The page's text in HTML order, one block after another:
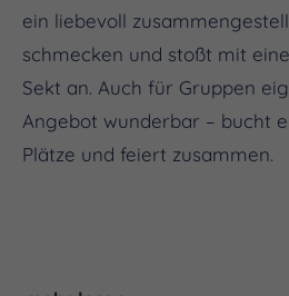
ein liebevoll
schmecken und stoßt mit
Sekt an. Auch für Gruppen
Angebot wunderbar – bucht
Plätze und feiert zusammen.